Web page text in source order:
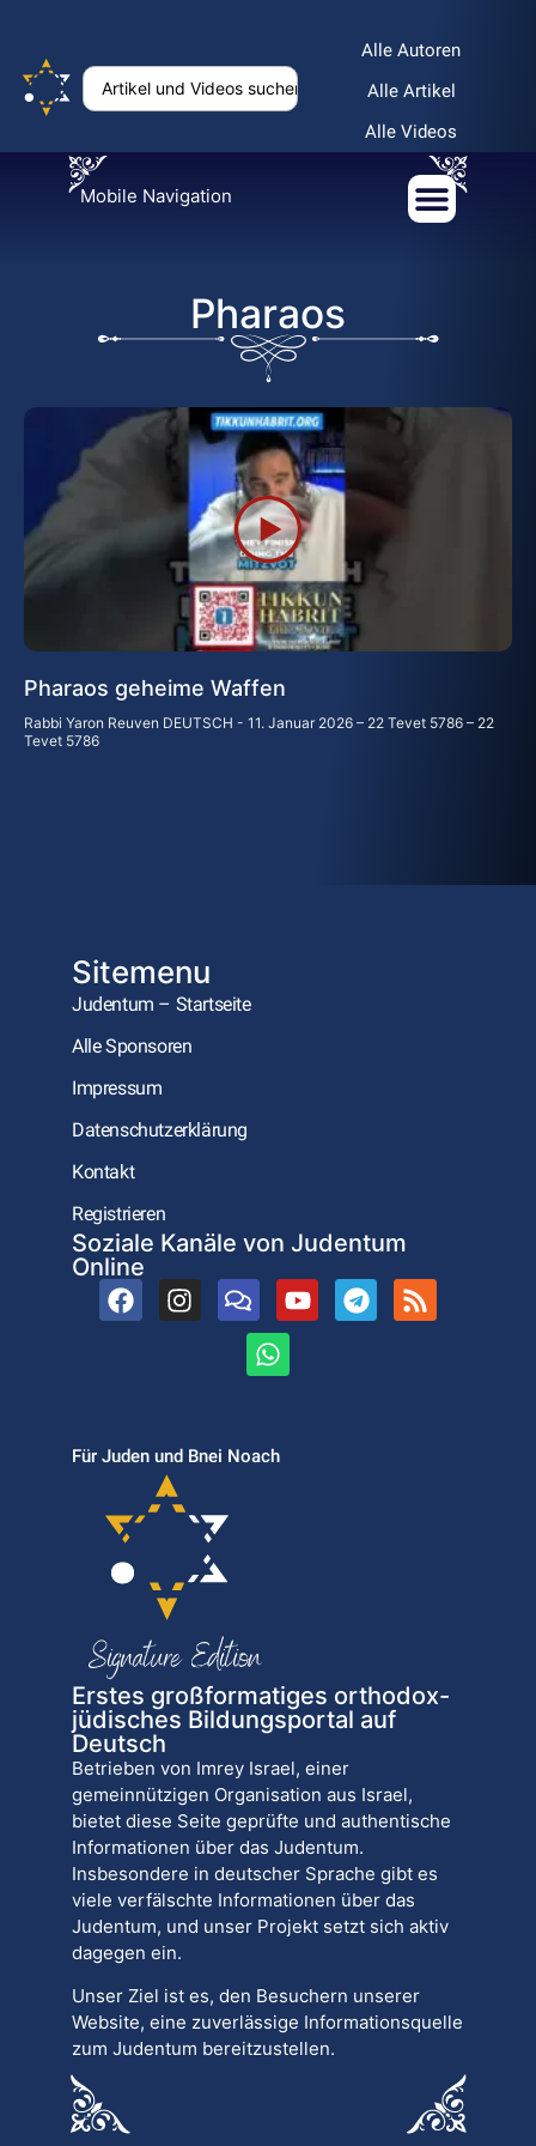
Alle Autoren
Alle Artikel
Alle Videos
Mobile Navigation
Pharaos
Pharaos geheime Waffen
Rabbi Yaron Reuven DEUTSCH
11. Januar 2026 – 22 Tevet 5786 – 22
Tevet 5786
Sitemenu
Judentum – Startseite
Alle Sponsoren
Impressum
Datenschutzerklärung
Kontakt
Registrieren
Soziale Kanäle von Judentum
Online
Für Juden und Bnei Noach
Erstes großformatiges orthodox-
jüdisches Bildungsportal auf
Deutsch
Betrieben von Imrey Israel, einer
gemeinnützigen Organisation aus Israel,
bietet diese Seite geprüfte und authentische
Informationen über das Judentum.
Insbesondere in deutscher Sprache gibt es
viele verfälschte Informationen über das
Judentum, und unser Projekt setzt sich aktiv
dagegen ein.
Unser Ziel ist es, den Besuchern unserer
Website, eine zuverlässige Informationsquelle
zum Judentum bereitzustellen.